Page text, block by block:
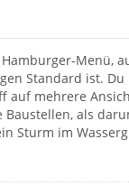
Menü,
Standard ist.
auf mehrere
Baustellen, als
Sturm im